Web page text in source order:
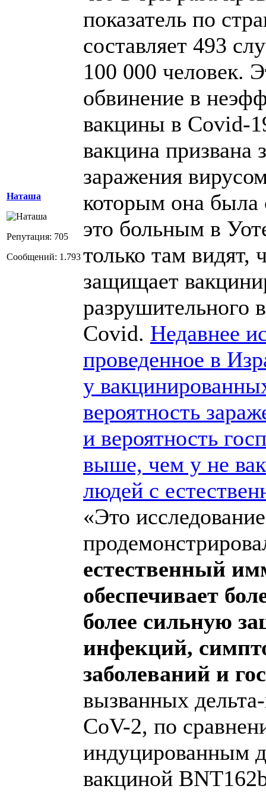
Наташа
Репутация: 705
Сообщений: 1.793
показатель по
составляет 493
100 000 человек.
обвинение в
вакцины в Covid-
вакцина призвана
заражения
которым она была
это больным в
только там видят,
защищает
разрушительного
Covid. Недавнее
проведенное в
у
вероятность
и вероятность
выше, чем у не
людей с
«Это исследование
естественный
обеспечивает
более сильную
инфекций,
заболеваний и
вызванных
CoV-2, по
индуцированным
вакциной